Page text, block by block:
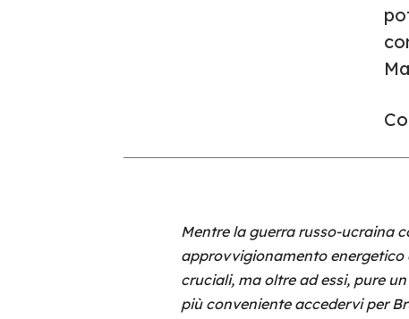
Mentre la guerra russo-ucraina
approvvigionamento energetico
cruciali, ma oltre ad essi, pure
più conveniente accedervi per